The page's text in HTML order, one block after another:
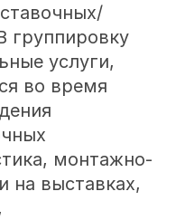
группировку
услуги,
во время
монтажно-
на выставках,